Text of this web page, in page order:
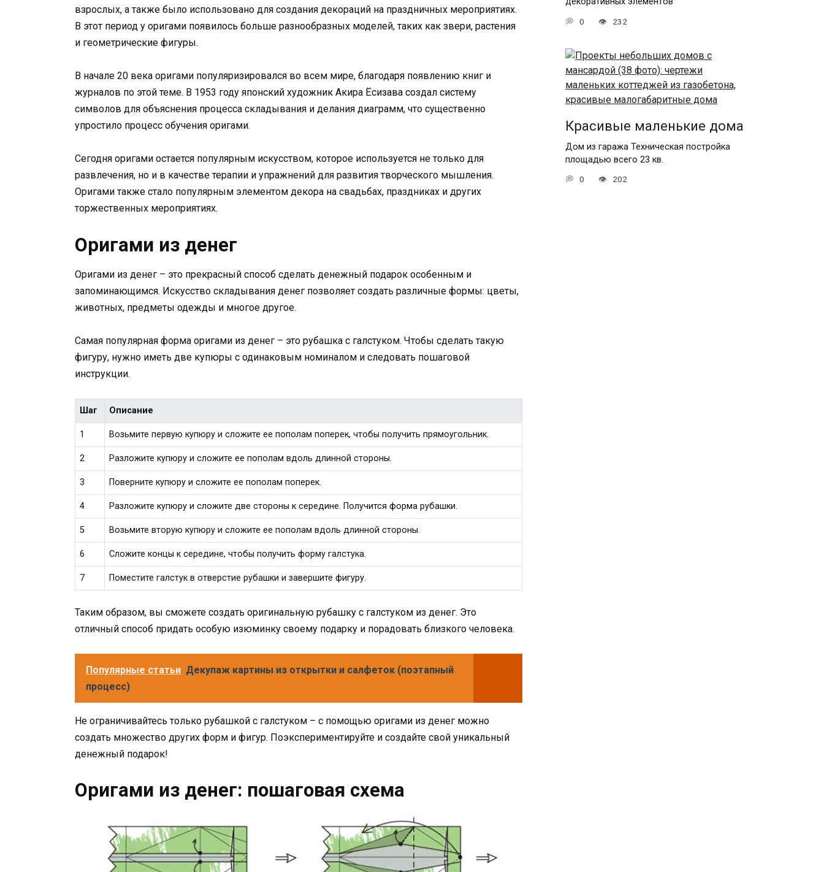
взрослых, а также было использовано для создания декораций на праздничных мероприятиях.
В этот период у оригами появилось больше разнообразных моделей, таких как звери, растения
и геометрические фигуры.
В начале 20 века оригами популяризировался во всем мире, благодаря появлению книг и
журналов по этой теме. В 1953 году японский художник Акира Ёсизава создал систему
символов для объяснения процесса складывания и делания диаграмм, что существенно
упростило процесс обучения оригами.
Сегодня оригами остается популярным искусством, которое используется не только для
развлечения, но и в качестве терапии и упражнений для развития творческого мышления.
Оригами также стало популярным элементом декора на свадьбах, праздниках и других
торжественных мероприятиях.
Оригами из денег
Оригами из денег – это прекрасный способ сделать денежный подарок особенным и
запоминающимся. Искусство складывания денег позволяет создать различные формы: цветы,
животных, предметы одежды и многое другое.
Самая популярная форма оригами из денег – это рубашка с галстуком. Чтобы сделать такую
фигуру, нужно иметь две купюры с одинаковым номиналом и следовать пошаговой
инструкции.
Шаг Описание
1 Возьмите первую купюру и сложите ее пополам поперек, чтобы получить прямоугольник.
2 Разложите купюру и сложите ее пополам вдоль длинной стороны.
3 Поверните купюру и сложите ее пополам поперек.
4 Разложите купюру и сложите две стороны к середине. Получится форма рубашки.
5 Возьмите вторую купюру и сложите ее пополам вдоль длинной стороны.
6 Сложите концы к середине, чтобы получить форму галстука.
7 Поместите галстук в отверстие рубашки и завершите фигуру.
Таким образом, вы сможете создать оригинальную рубашку с галстуком из денег. Это
отличный способ придать особую изюминку своему подарку и порадовать близкого человека.
Популярные статьи Декупаж картины из открытки и салфеток (поэтапный
процесс)
Не ограничивайтесь только рубашкой с галстуком – с помощью оригами из денег можно
создать множество других форм и фигур. Поэкспериментируйте и создайте свой уникальный
денежный подарок!
Оригами из денег: пошаговая схема
0 232
Красивые маленькие дома
Дом из гаража Техническая постройка
площадью всего 23 кв.
0 202